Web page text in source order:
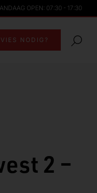
OPEN: 07:30 - 17:30
NODIG?
2 –